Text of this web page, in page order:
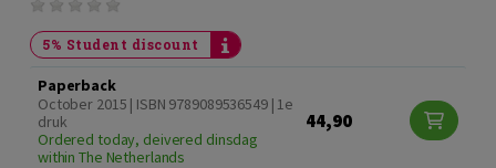
5% Student discount
Paperback
October 2015 | ISBN 9789089536549 | 1e
druk
Ordered today, deivered dinsdag
within The Netherlands
44,90